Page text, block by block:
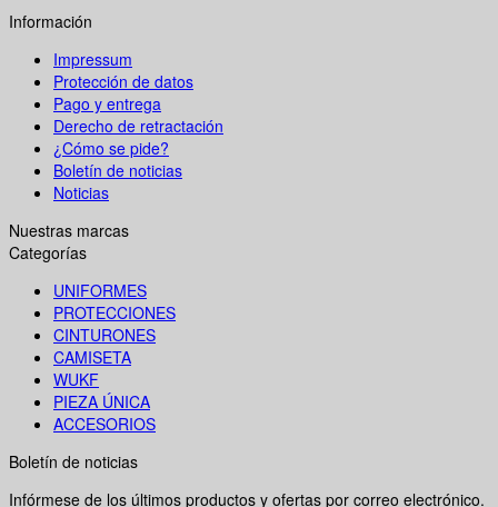
Información
Impressum
Protección de datos
Pago y entrega
Derecho de retractación
¿Cómo se pide?
Boletín de noticias
Noticias
Nuestras marcas
Categorías
UNIFORMES
PROTECCIONES
CINTURONES
CAMISETA
WUKF
PIEZA ÚNICA
ACCESORIOS
Boletín de noticias
Infórmese de los últimos productos y ofertas por correo electrónico.